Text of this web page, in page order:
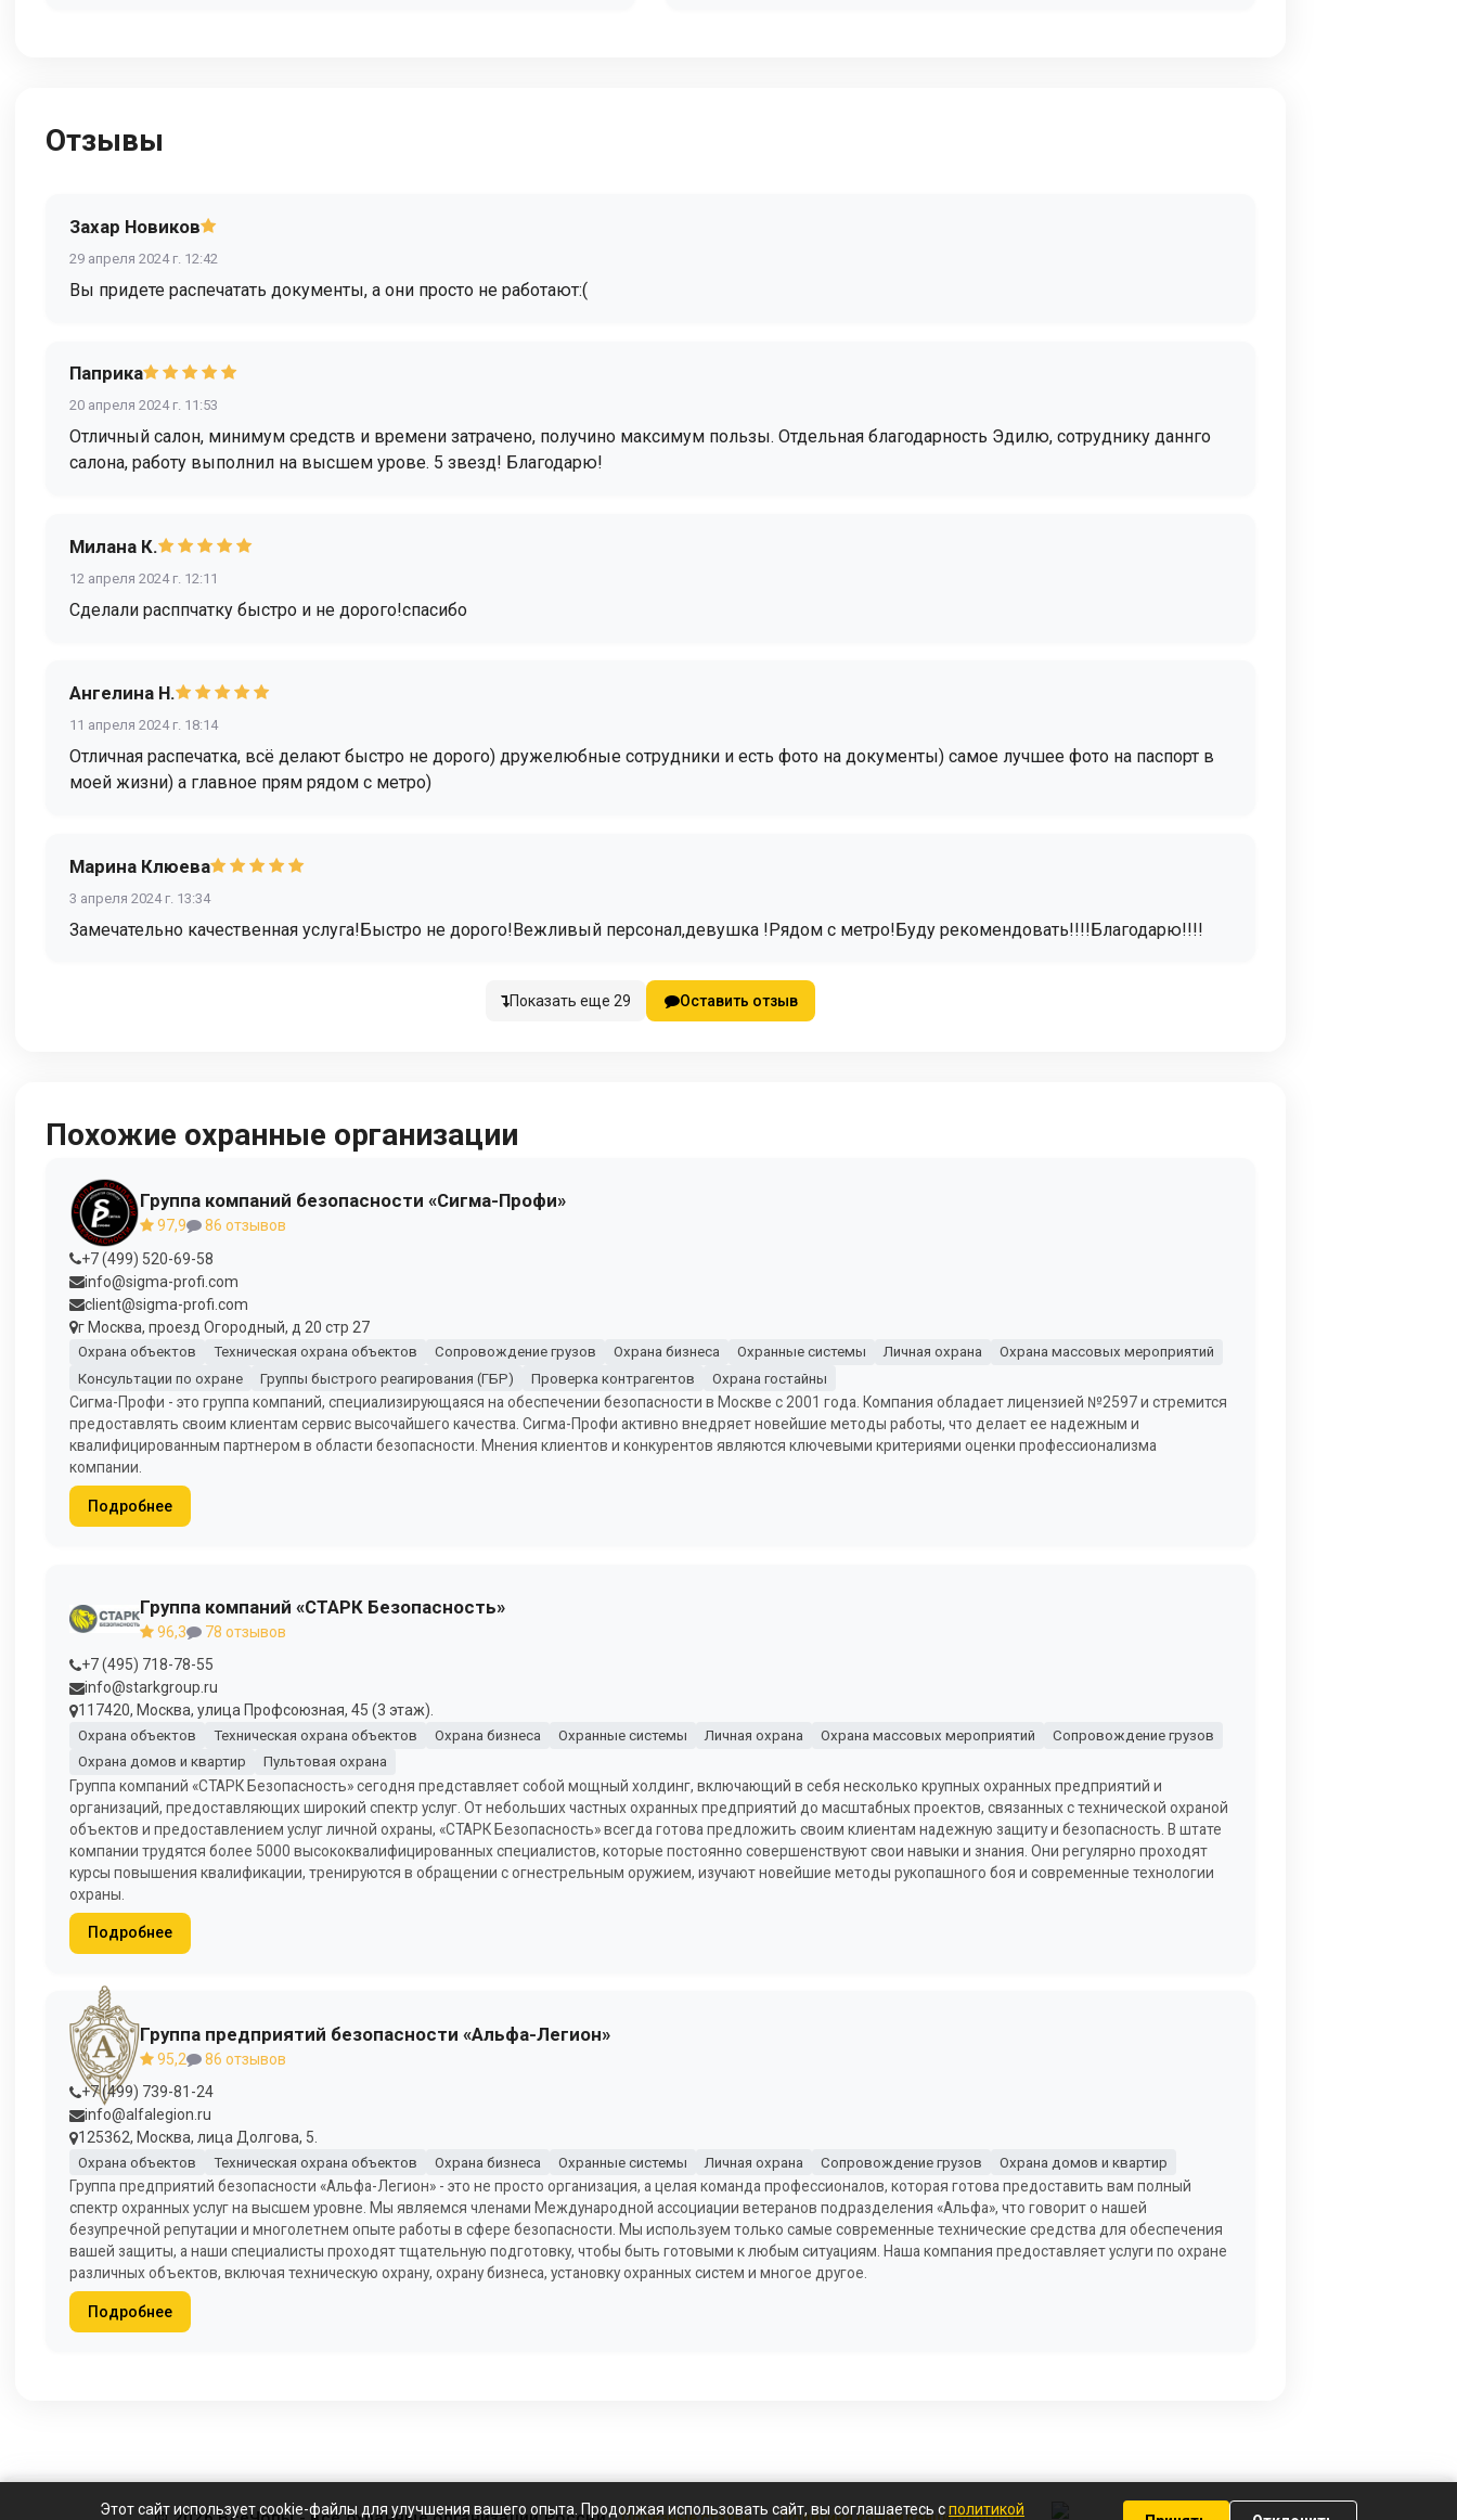
Отзывы
Захар Новиков
29 апреля 2024 г. 12:42
Вы придете распечатать документы, а они просто не работают:(
Паприка
20 апреля 2024 г. 11:53
Отличный салон, минимум средств и времени затрачено, получино максимум пользы. Отдельная благодарность Эдилю, сотруднику даннго
салона, работу выполнил на высшем урове. 5 звезд! Благодарю!
Милана К.
12 апреля 2024 г. 12:11
Сделали расппчатку быстро и не дорого!спасибо
Ангелина Н.
11 апреля 2024 г. 18:14
Отличная распечатка, всё делают быстро не дорого) дружелюбные сотрудники и есть фото на документы) самое лучшее фото на паспорт в
моей жизни) а главное прям рядом с метро)
Марина Клюева
3 апреля 2024 г. 13:34
Замечательно качественная услуга!Быстро не дорого!Вежливый персонал,девушка !Рядом с метро!Буду рекомендовать!!!!Благодарю!!!!
Показать еще 29 Оставить отзыв
Похожие охранные организации
Группа компаний безопасности «Сигма-Профи»
97,9
86 отзывов
+7 (499) 520-69-58
info@sigma-profi.com
client@sigma-profi.com
г Москва, проезд Огородный, д 20 стр 27
Охрана объектов Техническая охрана объектов Сопровождение грузов Охрана бизнеса Охранные системы Личная охрана
Охрана массовых мероприятий
Консультации по охране
Группы быстрого реагирования (ГБР) Проверка контрагентов Охрана гостайны
Сигма-Профи - это группа компаний, специализирующаяся на обеспечении безопасности в Москве с 2001 года. Компания обладает лицензией №2597 и стремится
предоставлять своим клиентам сервис высочайшего качества. Сигма-Профи активно внедряет новейшие методы работы, что делает ее надежным и
квалифицированным партнером в области безопасности. Мнения клиентов и конкурентов являются ключевыми критериями оценки профессионализма
компании.
Подробнее
Группа компаний «СТАРК Безопасность»
96,3
78 отзывов
+7 (495) 718-78-55
info@starkgroup.ru
117420, Москва, улица Профсоюзная, 45 (3 этаж).
Охрана объектов Техническая охрана объектов Охрана бизнеса Охранные системы Личная охрана Охрана массовых мероприятий
Сопровождение грузов
Охрана домов и квартир
Пультовая охрана
Группа компаний «СТАРК Безопасность» сегодня представляет собой мощный холдинг, включающий в себя несколько крупных охранных предприятий и
организаций, предоставляющих широкий спектр услуг. От небольших частных охранных предприятий до масштабных проектов, связанных с технической охраной
объектов и предоставлением услуг личной охраны, «СТАРК Безопасность» всегда готова предложить своим клиентам надежную защиту и безопасность. В штате
компании трудятся более 5000 высококвалифицированных специалистов, которые постоянно совершенствуют свои навыки и знания. Они регулярно проходят
курсы повышения квалификации, тренируются в обращении с огнестрельным оружием, изучают новейшие методы рукопашного боя и современные технологии
охраны.
Подробнее
Группа предприятий безопасности «Альфа-Легион»
95,2
86 отзывов
+7 (499) 739-81-24
info@alfalegion.ru
125362, Москва, лица Долгова, 5.
Охрана объектов Техническая охрана объектов Охрана бизнеса Охранные системы Личная охрана Сопровождение грузов Охрана домов и квартир
Группа предприятий безопасности «Альфа-Легион» - это не просто организация, а целая команда профессионалов, которая готова предоставить вам полный
спектр охранных услуг на высшем уровне. Мы являемся членами Международной ассоциации ветеранов подразделения «Альфа», что говорит о нашей
безупречной репутации и многолетнем опыте работы в сфере безопасности. Мы используем только самые современные технические средства для обеспечения
вашей защиты, а наши специалисты проходят тщательную подготовку, чтобы быть готовыми к любым ситуациям. Наша компания предоставляет услуги по охране
различных объектов, включая техническую охрану, охрану бизнеса, установку охранных систем и многое другое.
Подробнее
Этот сайт использует cookie-файлы для улучшения вашего опыта. Продолжая использовать сайт, вы соглашаетесь сполитикой